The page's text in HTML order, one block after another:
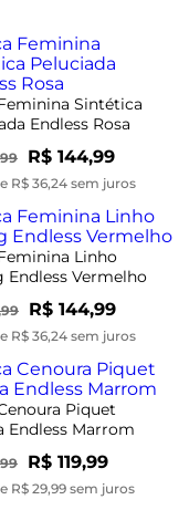
Sintética
Endless Rosa
R$ 144,99
R$ 36,24 sem juros
Linho
Endless Vermelho
R$ 144,99
R$ 36,24 sem juros
Piquet
Endless Marrom
R$ 119,99
R$ 29,99 sem juros